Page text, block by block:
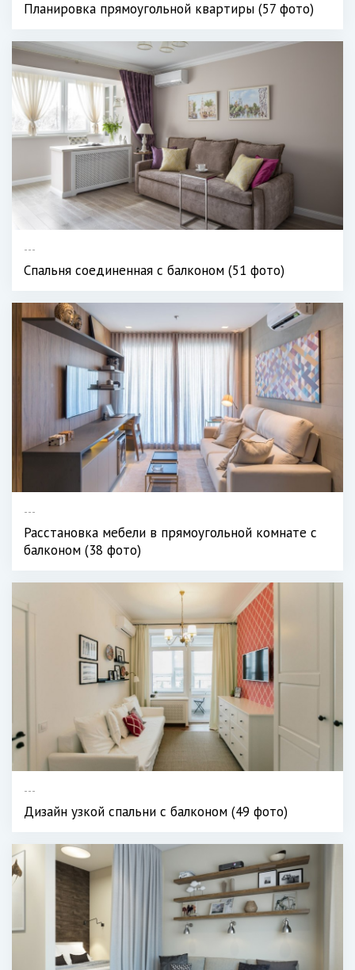
Планировка прямоугольной квартиры (57 фото)
---
Спальня соединенная с балконом (51 фото)
---
Расстановка мебели в прямоугольной комнате с
балконом (38 фото)
---
Дизайн узкой спальни с балконом (49 фото)